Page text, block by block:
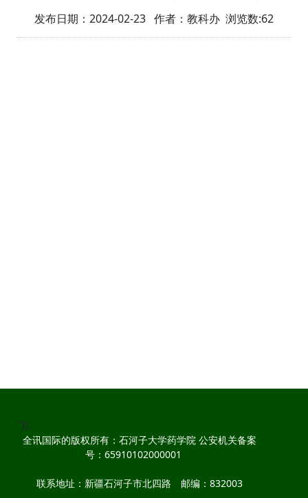
发布日期：2024-02-23 作者：教科办 浏览数:62
"));
全讯国际的版权所有：石河子大学药学院 公安机关备案
号：65910102000001
联系地址：新疆石河子市北四路 邮编：832003